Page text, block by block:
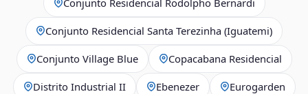
Conjunto Residencial Santa Terezinha (Iguatemi)
Conjunto Village Blue Copacabana Residencial
Distrito Industrial II Ebenezer Eurogarden